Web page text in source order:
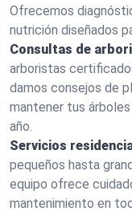
Ofrecemos
nutrición diseñados
Consultas de
arboristas
damos consejos de
mantener tus
año.
Servicios
pequeños hasta
equipo ofrece
mantenimiento en